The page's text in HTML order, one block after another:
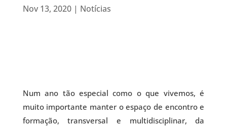
Nov 13, 2020| Notícias
Num ano tão especial como o que vivemos, é
muito importante manter o espaço de encontro e
formação, transversal e multidisciplinar, da